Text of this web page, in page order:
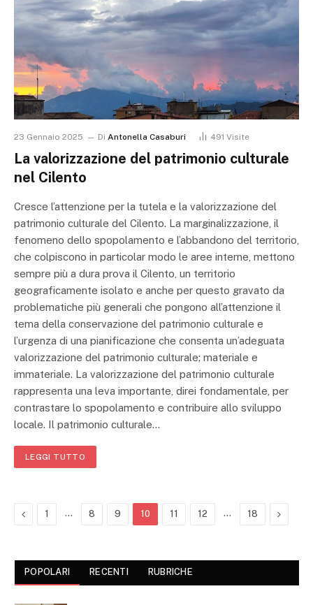
23 Gennaio 2025 Di Antonella Casaburi 491 Visite
La valorizzazione del patrimonio culturale
nel Cilento
Cresce l’attenzione per la tutela e la valorizzazione del
patrimonio culturale del Cilento. La marginalizzazione, il
fenomeno dello spopolamento e l’abbandono del territorio,
che colpiscono in particolar modo le aree interne, mettono
sempre più a dura prova il Cilento, un territorio
geograficamente isolato e anche per questo gravato da
problematiche più generali che pongono all’attenzione il
tema della conservazione del patrimonio culturale e
l’urgenza di una pianificazione che consenta un’adeguata
valorizzazione del patrimonio culturale; materiale e
immateriale. La valorizzazione del patrimonio culturale
rappresenta una leva importante, direi fondamentale, per
contrastare lo spopolamento e contribuire allo sviluppo
locale. Il patrimonio culturale…
LEGGI TUTTO
Previous
1 … 8 9 10 11 12 … 18 Next
POPOLARI RECENTI RUBRICHE